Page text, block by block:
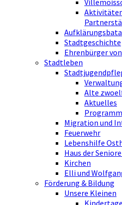
Stadtgeschichte
Ehrenbürger
Stadtleben
Alte
Aktuelles
Migration und
Feuerwehr
Lebenshilfe
Haus der
Kirchen
Elli und
Förderung & Bildung
Unsere Kleinen